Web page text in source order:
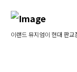
이랜드 뮤지엄이 현대 판